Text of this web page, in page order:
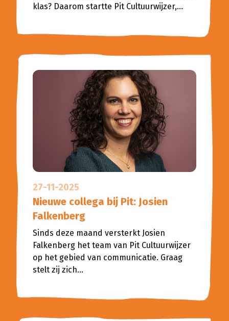
klas? Daarom startte Pit Cultuurwijzer,...
27-11-2025
Nieuwe collega bij Pit: Josien
Falkenberg
Sinds deze maand versterkt Josien
Falkenberg het team van Pit Cultuurwijzer
op het gebied van communicatie. Graag
stelt zij zich...